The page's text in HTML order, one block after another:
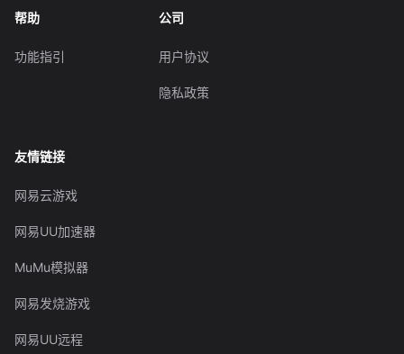
帮助
功能指引
公司
用户协议
隐私政策
友情链接
网易云游戏
网易UU加速器
MuMu模拟器
网易发烧游戏
网易UU远程